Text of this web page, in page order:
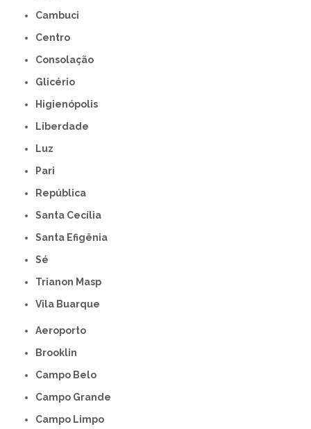
Cambuci
Centro
Consolação
Glicério
Higienópolis
Liberdade
Luz
Pari
República
Santa Cecília
Santa Efigênia
Sé
Trianon Masp
Vila Buarque
Aeroporto
Brooklin
Campo Belo
Campo Grande
Campo Limpo